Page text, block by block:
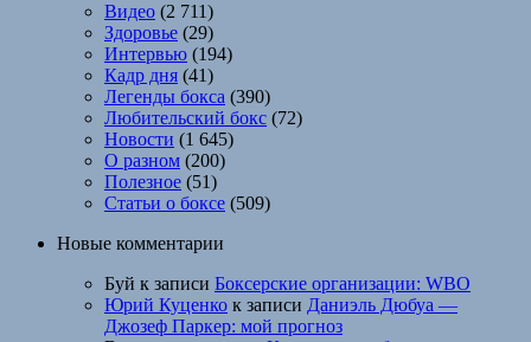
Видео (2 711)
Здоровье (29)
Интервью (194)
Кадр дня (41)
Легенды бокса (390)
Любительский бокс (72)
Новости (1 645)
О разном (200)
Полезное (51)
Статьи о боксе (509)
Новые комментарии
Буй к записи Боксерские организации: WBO
Юрий Куценко к записи Даниэль Дюбуа —
Джозеф Паркер: мой прогноз